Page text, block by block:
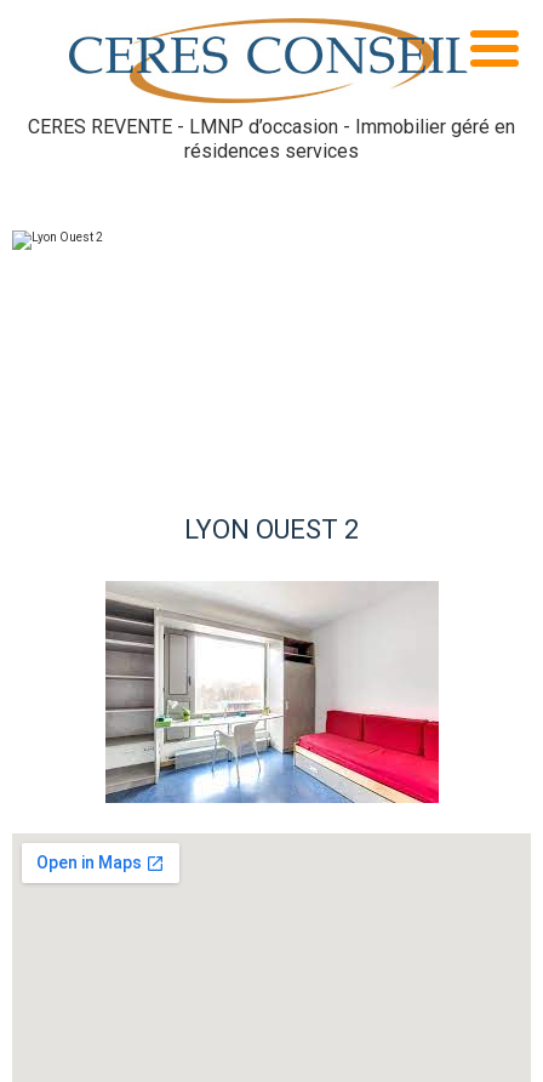
CERES REVENTE - LMNP d’occasion - Immobilier géré en
résidences services
LYON OUEST 2